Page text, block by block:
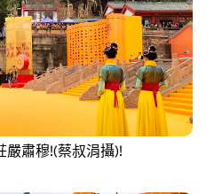
嚴肅穆!(蔡叔涓攝)!